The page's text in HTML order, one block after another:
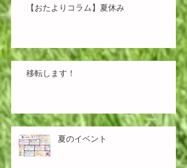
【おたよりコラム】夏休み
移転します！
夏のイベント